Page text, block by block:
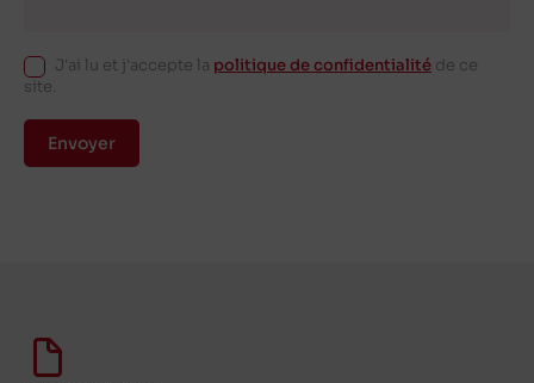
J'ai lu et j'accepte la politique de confidentialité de ce
site.
Envoyer